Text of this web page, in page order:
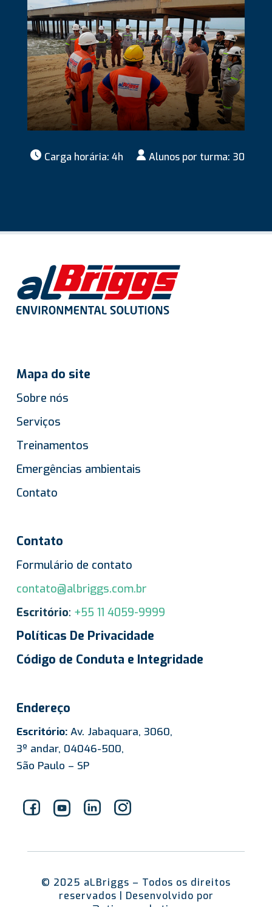
Carga horária: 4h Alunos por turma: 30
Mapa do site
Sobre nós
Serviços
Treinamentos
Emergências ambientais
Contato
Contato
Formulário de contato
contato@albriggs.com.br
Escritório: +55 11 4059-9999
Políticas De Privacidade
Código de Conduta e Integridade
Endereço
Escritório:Av. Jabaquara, 3060,
3º andar, 04046-500,
São Paulo – SP
© 2025 aLBriggs – Todos os direitos
reservados | Desenvolvido por